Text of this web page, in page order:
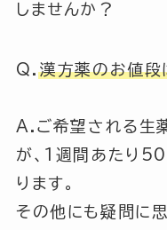
しませんか？
Q.漢方薬のお値段
A.ご希望される生
が、1週間あたり
ります。
その他にも疑問に